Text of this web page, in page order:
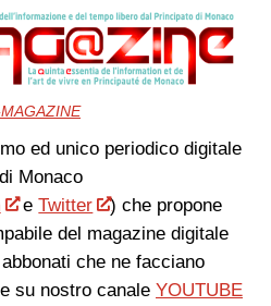
ed unico periodico digitale
Monaco
eTwitter
) che propone
del magazine digitale
che ne facciano
su nostro canale YOUTUBE